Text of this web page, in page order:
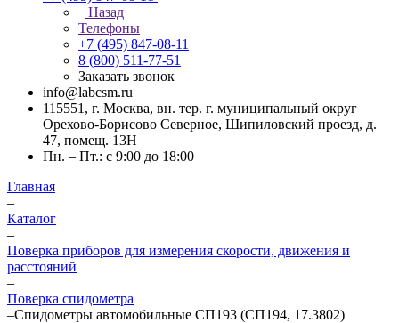
Назад
Телефоны
+7 (495) 847-08-11
8 (800) 511-77-51
Заказать звонок
info@labcsm.ru
115551, г. Москва, вн. тер. г. муниципальный округ
Орехово-Борисово Северное, Шипиловский проезд, д.
47, помещ. 13Н
Пн. – Пт.: с 9:00 до 18:00
Главная
–
Каталог
–
Поверка приборов для измерения скорости, движения и
расстояний
–
Поверка спидометра
–Спидометры автомобильные СП193 (СП194, 17.3802)